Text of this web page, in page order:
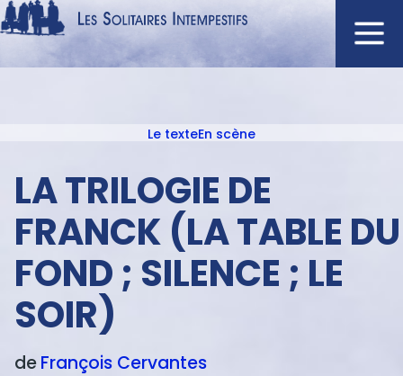
Aller
au
principal
Navigation
AUTEURS
À L'AFFICHE
CATALOGUE
DISTINCTIONS
CRITIQUES
PODCASTS
texte
Le texteEn scène
LA TRILOGIE DE
FRANCK (LA TABLE DU
FOND ; SILENCE ; LE
SOIR)
deFrançois Cervantes